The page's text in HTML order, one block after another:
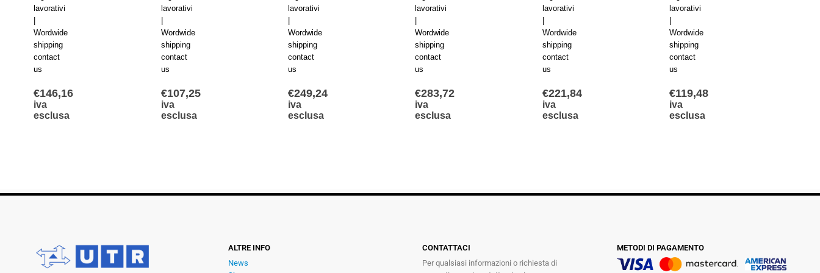
lavorativi
Wordwide
shipping
contact
us
€146,16
iva
esclusa
lavorativi
Wordwide
shipping
contact
us
€107,25
iva
esclusa
lavorativi
Wordwide
shipping
contact
us
€249,24
iva
esclusa
lavorativi
Wordwide
shipping
contact
us
€283,72
iva
esclusa
lavorativi
Wordwide
shipping
contact
us
€221,84
iva
esclusa
lavorativi
Wordwide
shipping
contact
us
€119,48
iva
esclusa
ALTRE INFO
News
CONTATTACI
Per qualsiasi informazioni o richiesta di
METODI DI PAGAMENTO